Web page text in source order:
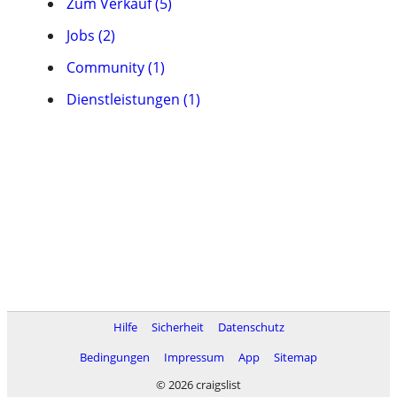
Jobs (2)
Community (1)
Dienstleistungen (1)
Hilfe Sicherheit
Datenschutz
Bedingungen
Impressum App
Sitemap
© 2026 craigslist